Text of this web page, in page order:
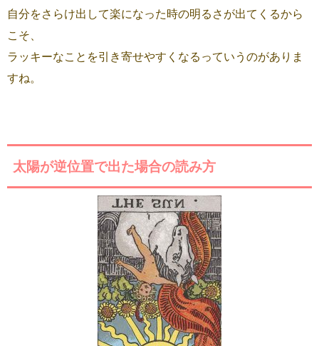
自分をさらけ出して楽になった時の明るさが出てくるから
こそ、
ラッキーなことを引き寄せやすくなるっていうのがありま
すね。
太陽が逆位置で出た場合の読み方